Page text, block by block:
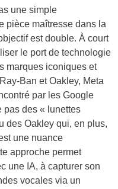
une simple
pièce maîtresse dans la
est double. À court
le port de technologie
marques iconiques et
Ban et Oakley, Meta
par les Google
pas des « lunettes
des Oakley qui, en plus,
une nuance
approche permet
une IA, à capturer son
vocales via un